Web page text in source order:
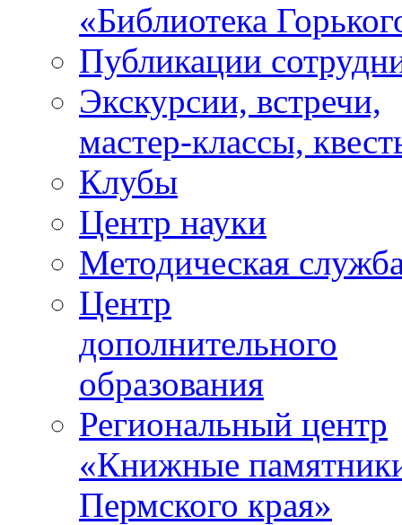
«Библиотека
Публикации
Экскурсии, встречи,
мастер-классы,
Клубы
Центр науки
Методическая
Центр
дополнительного
образования
Региональный центр
«Книжные
Пермского края»